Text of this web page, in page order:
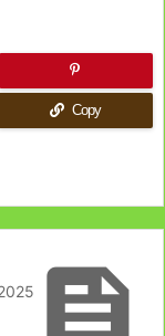
Copy
